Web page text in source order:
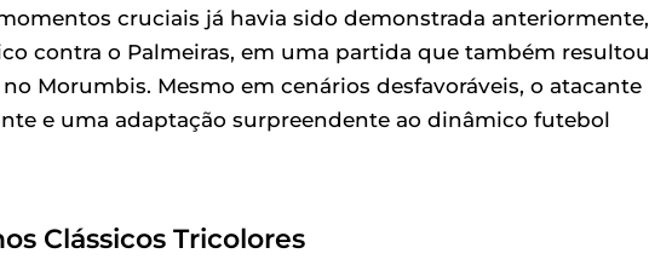
cruciais já havia sido demonstrada anteriormente,
contra o Palmeiras, em uma partida que também resultou
Morumbis. Mesmo em cenários desfavoráveis, o atacante
e uma adaptação surpreendente ao dinâmico futebol
Clássicos Tricolores